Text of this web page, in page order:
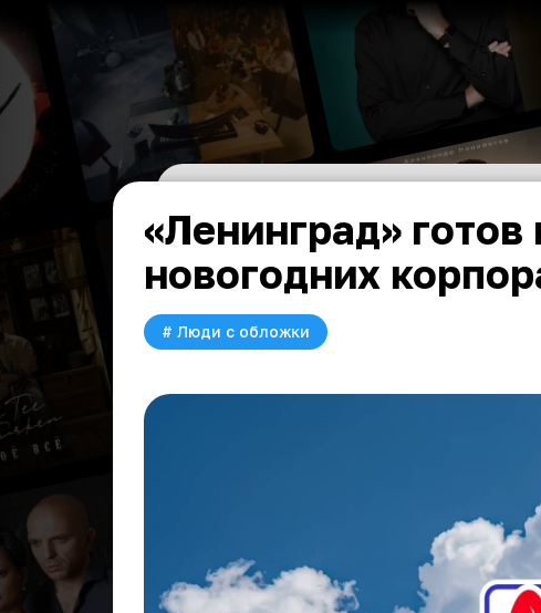
«Ленинград»
новогодних
# Люди с обложки